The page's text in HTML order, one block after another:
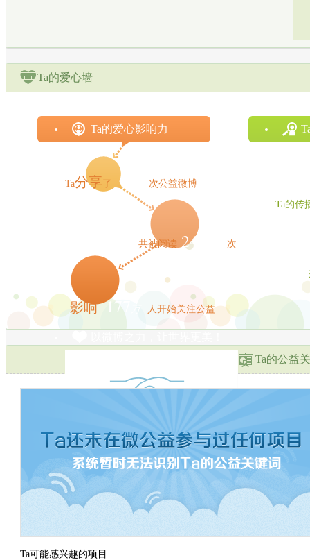
Ta的爱心墙
Ta的爱心影响力
Ta分享了 次公益微博
共被阅读 2413 次
影响 177 人开始关注公益
Ta的传
Ta的公益
Ta可能感兴趣的项目